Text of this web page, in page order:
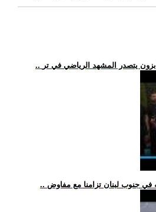
يتصدر المشهد الرياضي في تر
في جنوب لبنان تزامنا مع مفاوض